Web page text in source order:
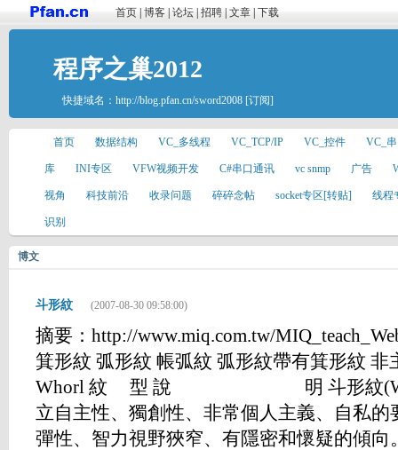
首页 博客 论坛 招聘 文章 下载
程序之巢2012
快捷域名： http://blog.pfan.cn/sword2008 [订阅]
首页 数据结构 VC_多线程 VC_TCP/IP VC_控件 VC_
库 INI专区 VFW视频开发 C#串口通讯 vc snmp 广告
视角 科技前沿 收录问题 碎碎念帖 socket专区[转贴] 线程
识别
博文
斗形紋 (2007-08-30 09:58:00)
摘要：http://www.miq.com.tw/
箕形紋 弧形紋 帳弧紋 弧形紋帶有箕形紋
Whorl 紋 型 說 明 斗形紋
立自主性、獨創性、非常個人主義、自私
彈性、智力視野狹窄、有隱密和懷疑的傾